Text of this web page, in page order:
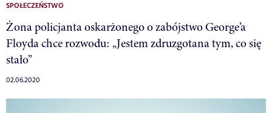
SPOŁECZEŃSTWO
Żona policjanta oskarżonego o zabójstwo George’a
Floyda chce rozwodu: „Jestem zdruzgotana tym, co się
stało”
02.06.2020